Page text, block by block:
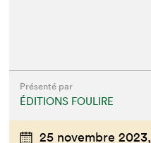
Présenté par
ÉDITIONS FOULIRE
25 novembre 2023,